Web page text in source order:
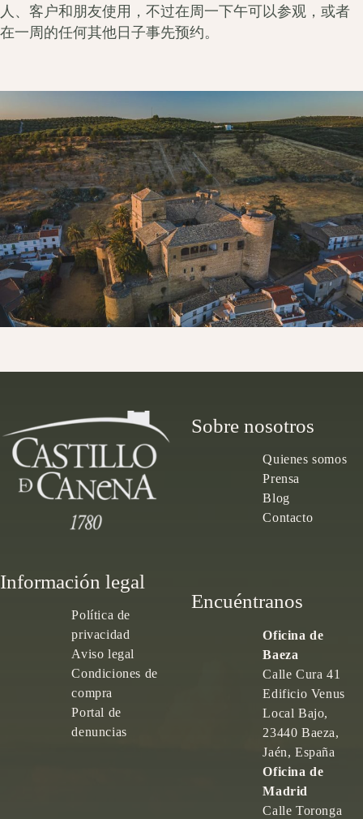
人、客户和朋友使用，不过在周一下午可以参观，或者
在一周的任何其他日子事先预约。
Sobre nosotros
Quienes somos
Prensa
Blog
Contacto
Información legal
Política de
privacidad
Aviso legal
Condiciones de
compra
Portal de
denuncias
Encuéntranos
Oficina de
Baeza
Calle Cura 41
Edificio Venus
Local Bajo,
23440 Baeza,
Jaén, España
Oficina de
Madrid
Calle Toronga